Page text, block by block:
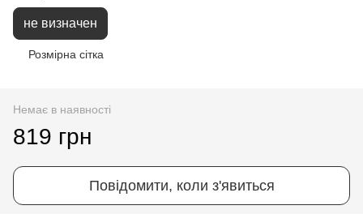
не визначен
Розмірна сітка
Немає в наявності
819 грн
Повідомити, коли з'явиться